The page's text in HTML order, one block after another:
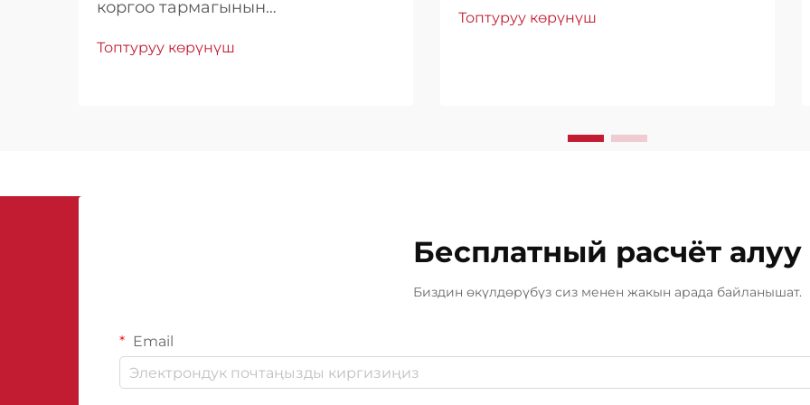
коргоо тармагынын
Курорттоо өнөр жайы
Топтуруу көрүнүш
аларлык, сыйымдуу жана
коргоонун эң тиешелүү жана
Топтуруу көрүнүш
Бесплатный расчёт алуу
Биздин өкүлдөрүбүз сиз менен жакын арада байланышат.
Email